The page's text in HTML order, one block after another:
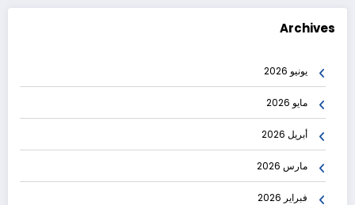
Archives
يونيو 2026
مايو 2026
أبريل 2026
مارس 2026
فبراير 2026